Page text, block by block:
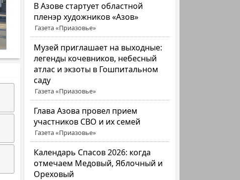
В Азове стартует областной
пленэр художников «Азов»
Газета «Приазовье»
Музей приглашает на выходные:
легенды кочевников, небесный
атлас и экзоты в Гошпитальном
саду
Газета «Приазовье»
Глава Азова провел прием
участников СВО и их семей
Газета «Приазовье»
Календарь Спасов 2026: когда
отмечаем Медовый, Яблочный и
Ореховый